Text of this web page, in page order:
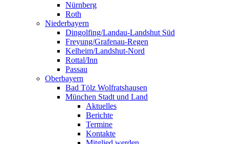
Nürnberg
Roth
Niederbayern
Dingolfing/Landau-Landshut Süd
Freyung/Grafenau-Regen
Kelheim/Landshut-Nord
Rottal/Inn
Passau
Oberbayern
Bad Tölz Wolfratshausen
München Stadt und Land
Aktuelles
Berichte
Termine
Kontakte